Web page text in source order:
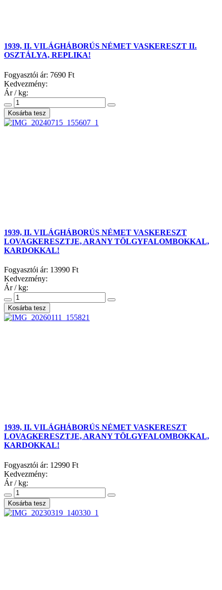
1939, II. VILÁGHÁBORÚS NÉMET VASKERESZT II.
OSZTÁLYA, REPLIKA!
Fogyasztói ár: 7690 Ft
Kedvezmény:
Ár / kg:
1939, II. VILÁGHÁBORÚS NÉMET VASKERESZT
LOVAGKERESZTJE, ARANY TÖLGYFALOMBOKKAL,
KARDOKKAL!
Fogyasztói ár: 13990 Ft
Kedvezmény:
Ár / kg:
1939, II. VILÁGHÁBORÚS NÉMET VASKERESZT
LOVAGKERESZTJE, ARANY TÖLGYFALOMBOKKAL,
KARDOKKAL!
Fogyasztói ár: 12990 Ft
Kedvezmény:
Ár / kg: